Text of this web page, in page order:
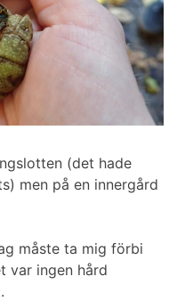
(det hade
men på en innergård
måste ta mig förbi
var ingen hård